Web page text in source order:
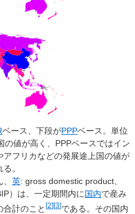
ベース、下段がPPPベース。単位
値が高く、PPPベースではイン
アフリカなどの発展途上国の値が
。
英: gross domestic product
）は、一定期間内に国内で産み
合計のこと [2][3]である。その国内